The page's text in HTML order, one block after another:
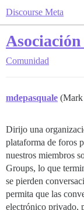
Discourse Meta
Comunidad
mdepasquale (Mark
Dirijo una
plataforma de foros
nuestros miembros
Groups, lo que
se pierden
permita que las
electrónico privado,